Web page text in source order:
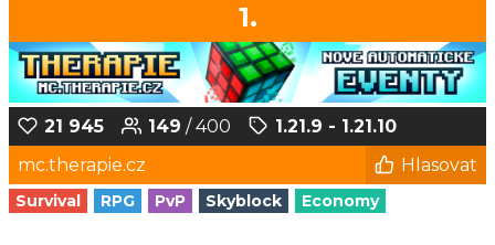
1.
21 945 149 / 400
1.21.9 - 1.21.10
mc.therapie.cz
Hlasovat
Survival RPG PvP Skyblock Economy